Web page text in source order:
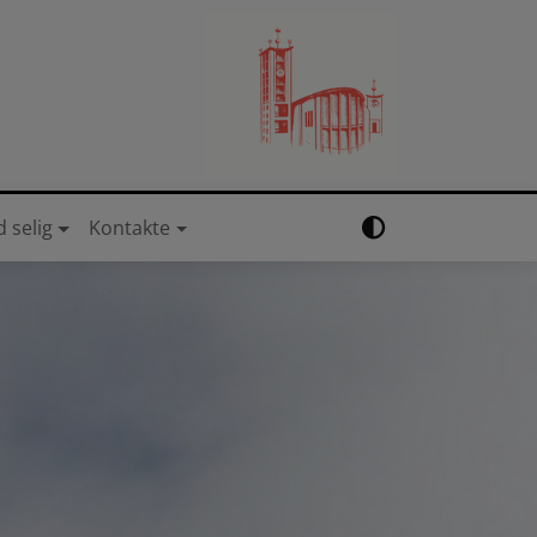
selig Kontakte